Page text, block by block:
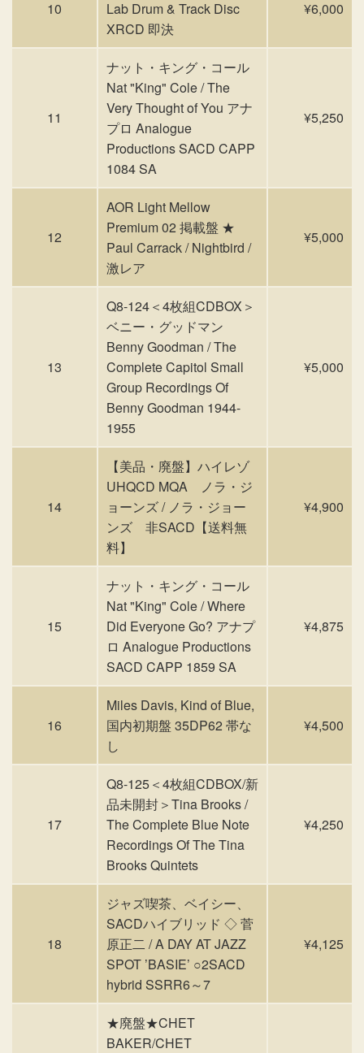
10
Lab Drum & Track Disc
XRCD 即決
¥6,000
11
ナット・キング・コール
Nat "King" Cole / The
Very Thought of You アナ
プロ Analogue
Productions SACD CAPP
1084 SA
¥5,250
12
AOR Light Mellow
Premium 02 掲載盤 ★
Paul Carrack / Nightbird /
激レア
¥5,000
13
Q8-124＜4枚組CDBOX＞
ベニー・グッドマン
Benny Goodman / The
Complete Capitol Small
Group Recordings Of
Benny Goodman 1944-
1955
¥5,000
14
【美品・廃盤】ハイレゾ
UHQCD MQA ノラ・ジ
ョーンズ / ノラ・ジョー
ンズ 非SACD【送料無
料】
¥4,900
15
ナット・キング・コール
Nat "King" Cole / Where
Did Everyone Go? アナプ
ロ Analogue Productions
SACD CAPP 1859 SA
¥4,875
16
Miles Davis, Kind of Blue,
国内初期盤 35DP62 帯な
し
¥4,500
17
Q8-125＜4枚組CDBOX/新
品未開封＞Tina Brooks /
The Complete Blue Note
Recordings Of The Tina
Brooks Quintets
¥4,250
18
ジャズ喫茶、ベイシー、
SACDハイブリッド ◇ 菅
原正二 / A DAY AT JAZZ
SPOT ’BASIE’ ○2SACD
hybrid SSRR6～7
¥4,125
★廃盤★CHET
BAKER/CHET